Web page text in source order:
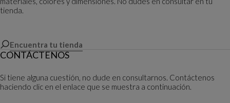
tienda.
Encuentra tu tienda
CONTÁCTENOS
Si tiene alguna cuestión, no dude en consultarnos. Contáctenos
haciendo clic en el enlace que se muestra a continuación.